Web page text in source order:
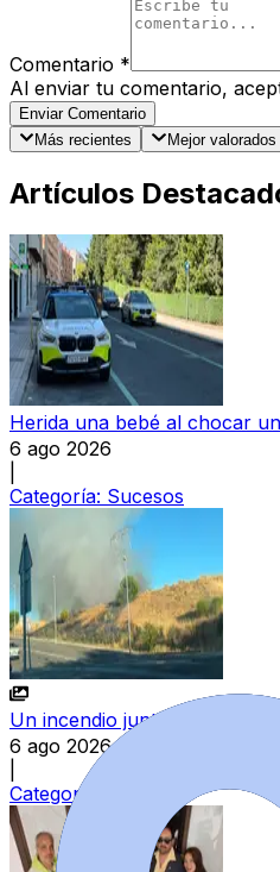
Comentario *
Al enviar tu comentario,
Enviar Comentario
Más recientes
Mejor valorados
Artículos
Herida una bebé al chocar
6 ago 2026
Categoría: Sucesos
Un incendio junto a las
6 ago 2026
Categoría: